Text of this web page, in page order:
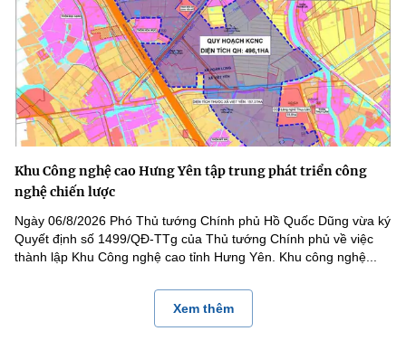
Khu Công nghệ cao Hưng Yên tập trung phát triển công
nghệ chiến lược
Ngày 06/8/2026 Phó Thủ tướng Chính phủ Hồ Quốc Dũng vừa ký
Quyết định số 1499/QĐ-TTg của Thủ tướng Chính phủ về việc
thành lập Khu Công nghệ cao tỉnh Hưng Yên. Khu công nghệ...
Xem thêm